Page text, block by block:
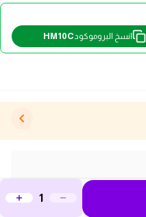
انسخ البروموكود HM10C
للتعديل الحل الأمثل
النظام مصمم ليمنحكم